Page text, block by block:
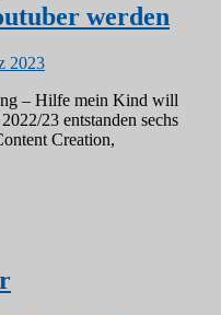
werden
2023
– Hilfe mein Kind will
23 entstanden sechs
Creation,